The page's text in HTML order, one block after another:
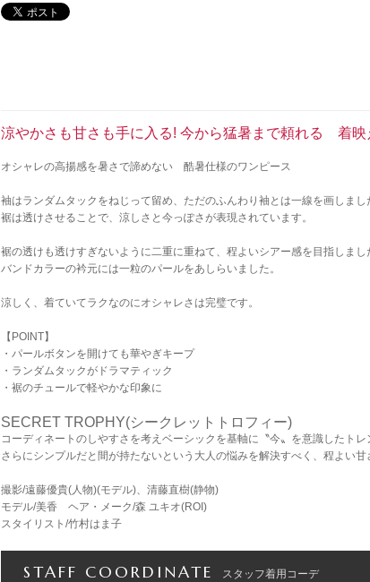
涼やかさも甘さも手に入る! 今から猛暑まで頼れる 着映
オシャレの高揚感を暑さで諦めない 酷暑仕様のワンピース
袖はランダムタックをねじって留め、ただのふんわり袖とは一線を画しまし
裾は透けさせることで、涼しさと今っぽさが表現されています。
裾の透けも透けすぎないように二重に重ねて、程よいシアー感を目指しまし
バンドカラーの衿元には一粒のパールをあしらいました。
涼しく、着ていてラクなのにオシャレさは完璧です。
【POINT】
・パールボタンを開けても華やぎキープ
・ランダムタックがドラマティック
・裾のチュールで軽やかな印象に
SECRET TROPHY(シークレットトロフィー)
コーディネートのしやすさを考えベーシックを基軸に〝今〟を意識したトレ
さらにシンプルだと間が持たないという大人の悩みを解決すべく、程よい
撮影/遠藤優貴(人物)(モデル)、清藤直樹(静物)
モデル/美香 ヘア・メーク/森 ユキオ(ROI)
スタイリスト/竹村はま子
STAFF COORDINATE スタッフ着用コーデ